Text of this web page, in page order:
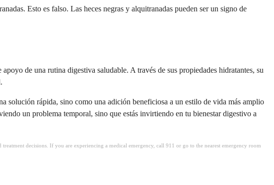
Esto es falso. Las heces negras y alquitranadas pueden ser un signo de
apoyo de una rutina digestiva saludable. A través de sus propiedades hidratantes, su
solución rápida, sino como una adición beneficiosa a un estilo de vida más amplio
un problema temporal, sino que estás invirtiendo en tu bienestar digestivo a
decisions. If you are experiencing a medical emergency, call 911 or go to the nearest emergency room